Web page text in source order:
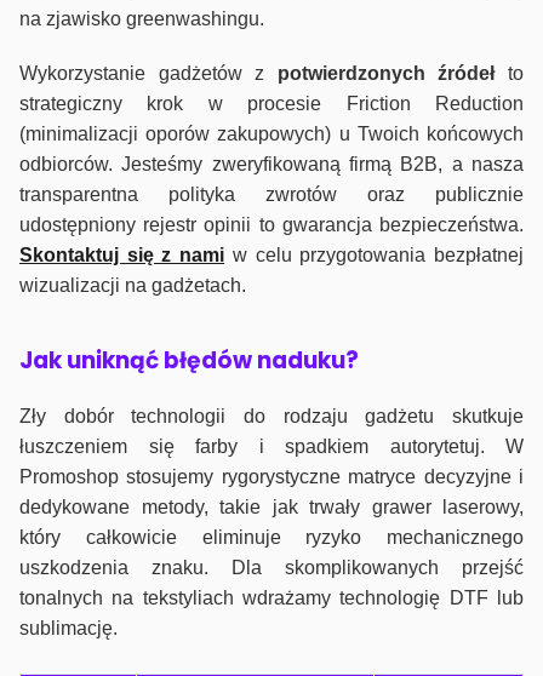
na zjawisko greenwashingu.
Wykorzystanie gadżetów z potwierdzonych źródełto
strategiczny krok w procesie Friction Reduction
(minimalizacji oporów zakupowych) u Twoich końcowych
odbiorców. Jesteśmy zweryfikowaną firmą B2B, a nasza
transparentna polityka zwrotów oraz publicznie
udostępniony rejestr opinii to gwarancja bezpieczeństwa.
Skontaktuj się z nami w celu przygotowania bezpłatnej
wizualizacji na gadżetach.
Jak uniknąć błędów naduku?
Zły dobór technologii do rodzaju gadżetu skutkuje
łuszczeniem się farby i spadkiem autorytetuj. W
Promoshop stosujemy rygorystyczne matryce decyzyjne i
dedykowane metody, takie jak trwały grawer laserowy,
który całkowicie eliminuje ryzyko mechanicznego
uszkodzenia znaku. Dla skomplikowanych przejść
tonalnych na tekstyliach wdrażamy technologię DTF lub
sublimację.